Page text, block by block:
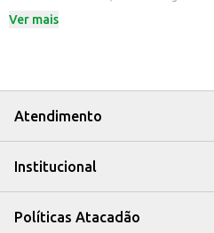
bebida quente e reconfortante em
Uma boa opção para acompanhar
O Chá Preto Maratá é uma escolha
uma bebida clássica e versátil.
Ver mais
Atendimento
Institucional
Políticas Atacadão